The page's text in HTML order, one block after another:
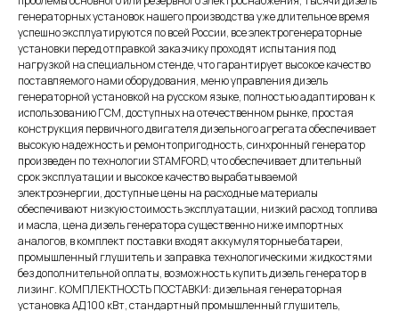
генераторных установок нашего производства уже длительное время
успешно эксплуатируются по всей России, все электрогенераторные
установки перед отправкой заказчику проходят испытания под
нагрузкой на специальном стенде, что гарантирует высокое качество
поставляемого нами оборудования, меню управления дизель
генераторной установкой на русском языке, полностью адаптирован к
использованию ГСМ, доступных на отечественном рынке, простая
конструкция первичного двигателя дизельного агрегата обеспечивает
высокую надежность и ремонтопригодность, синхронный генератор
произведен по технологии STAMFORD, что обеспечивает длительный
срок эксплуатации и высокое качество вырабатываемой
электроэнергии, доступные цены на расходные материалы
обеспечивают низкую стоимость эксплуатации, низкий расход топлива
и масла, цена дизель генератора существенно ниже импортных
аналогов, в комплект поставки входят аккумуляторные батареи,
промышленный глушитель и заправка технологическими жидкостями
без дополнительной оплаты, возможность купить дизель генератор в
лизинг. КОМПЛЕКТНОСТЬ ПОСТАВКИ: дизельная генераторная
установка АД 100 кВт, стандартный промышленный глушитель,